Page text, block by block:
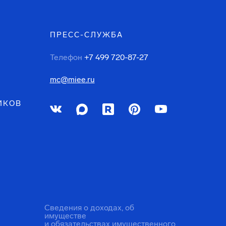
ПРЕСС-СЛУЖБА
Телефон +7 499 720-87-27
mc@miee.ru
Сведения о доходах, об
имуществе
и обязательствах имущественного